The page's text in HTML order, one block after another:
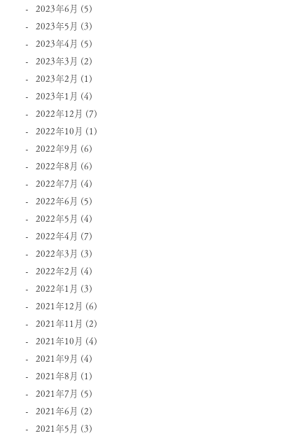
2023年6月 (5)
2023年5月 (3)
2023年4月 (5)
2023年3月 (2)
2023年2月 (1)
2023年1月 (4)
2022年12月 (7)
2022年10月 (1)
2022年9月 (6)
2022年8月 (6)
2022年7月 (4)
2022年6月 (5)
2022年5月 (4)
2022年4月 (7)
2022年3月 (3)
2022年2月 (4)
2022年1月 (3)
2021年12月 (6)
2021年11月 (2)
2021年10月 (4)
2021年9月 (4)
2021年8月 (1)
2021年7月 (5)
2021年6月 (2)
2021年5月 (3)